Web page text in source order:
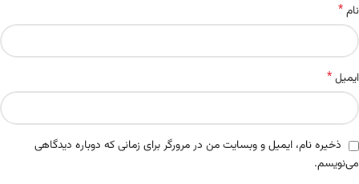
نام*
ایمیل*
ذخیره نام، ایمیل و وبسایت من در مرورگر برای زمانی که دوباره دیدگاهی
می‌نویسم.